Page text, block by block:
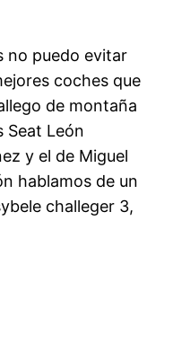
no puedo evitar
coches que
de montaña
Seat León
y el de Miguel
hablamos de un
challeger 3,